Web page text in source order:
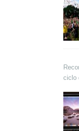
ciclo